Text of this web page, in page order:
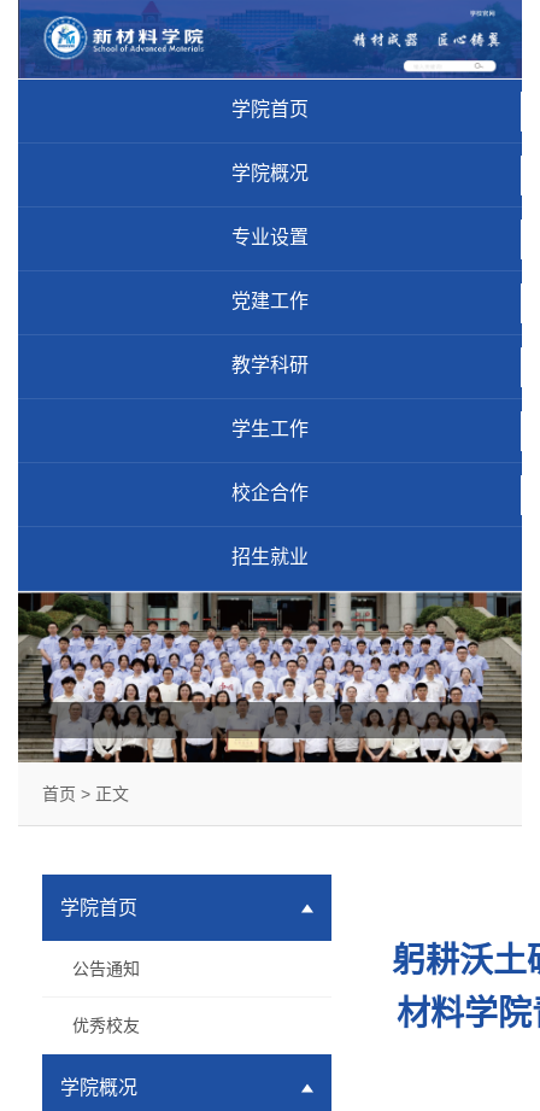
学院首页
学院概况
专业设置
党建工作
教学科研
学生工作
校企合作
招生就业
首页 > 正文
学院首页
公告通知
优秀校友
学院概况
躬耕沃
材料学